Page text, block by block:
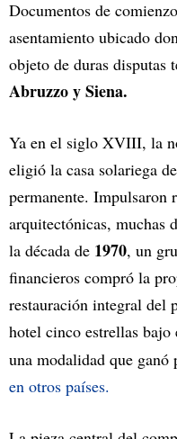
Documentos de
asentamiento ubicado
objeto de duras disputas
Abruzzo y Siena.
Ya en el siglo XVIII, la
eligió la casa solariega de
permanente. Impulsaron
arquitectónicas, muchas
la década de 1970, un
financieros compró la
restauración integral del
hotel cinco estrellas
una modalidad que
en otros países.